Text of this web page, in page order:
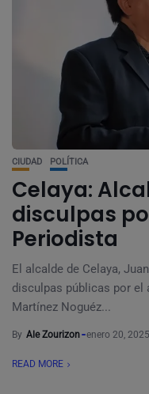
CIUDAD POLÍTICA
Celaya:
disculpas
Periodista
El alcalde de Celaya,
disculpas públicas por el
Martínez Noguéz...
By Ale Zourizon enero 20, 2025
READ MORE